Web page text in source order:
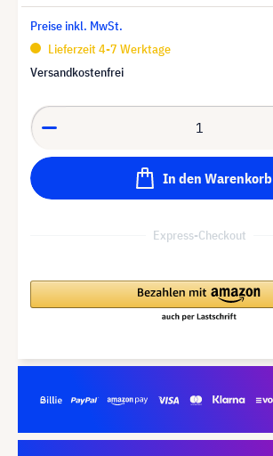
Preise inkl. MwSt.
Lieferzeit 4-7 Werktage
Versandkostenfrei
In den Warenkorb
Express-Checkout